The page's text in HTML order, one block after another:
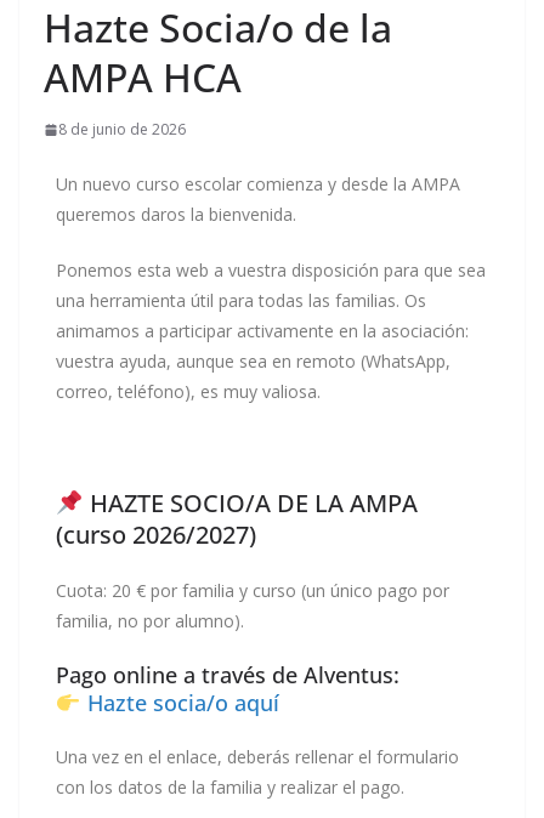
Hazte Socia/o de la
AMPA HCA
8 de junio de 2026
Un nuevo curso escolar comienza y desde la AMPA
queremos daros la bienvenida.
Ponemos esta web a vuestra disposición para que sea
una herramienta útil para todas las familias. Os
animamos a participar activamente en la asociación:
vuestra ayuda, aunque sea en remoto (WhatsApp,
correo, teléfono), es muy valiosa.
HAZTE SOCIO/A DE LA AMPA
(curso 2026/2027)
Cuota: 20 € por familia y curso (un único pago por
familia, no por alumno).
Pago online a través de Alventus:
Hazte socia/o aquí
Una vez en el enlace, deberás rellenar el formulario
con los datos de la familia y realizar el pago.